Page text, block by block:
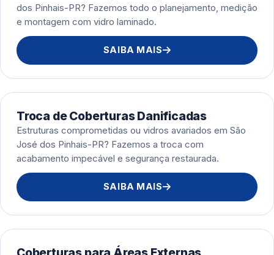
dos Pinhais-PR? Fazemos todo o planejamento, medição
e montagem com vidro laminado.
SAIBA MAIS
Troca de Coberturas Danificadas
Estruturas comprometidas ou vidros avariados em São
José dos Pinhais-PR? Fazemos a troca com
acabamento impecável e segurança restaurada.
SAIBA MAIS